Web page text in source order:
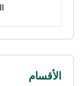
الأقسام